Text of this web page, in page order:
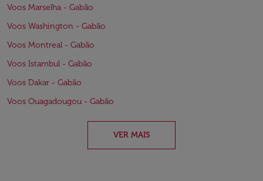
Voos Marselha - Gabão
Voos Washington - Gabão
Voos Montreal - Gabão
Voos Istambul - Gabão
Voos Dakar - Gabão
Voos Ouagadougou - Gabão
VER MAIS